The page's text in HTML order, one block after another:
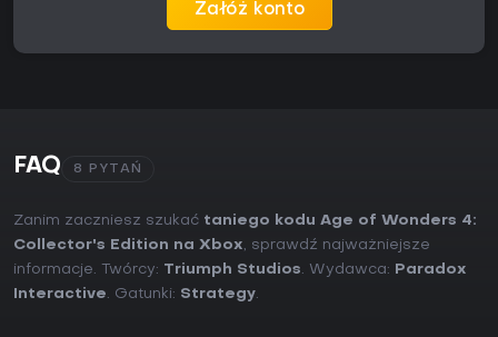
Załóż konto
FAQ 8 PYTAŃ
Zanim zaczniesz szukać taniego kodu Age of Wonders 4:
Collector's Edition na Xbox, sprawdź najważniejsze
informacje. Twórcy: Triumph Studios. Wydawca:
Paradox
Interactive. Gatunki: Strategy.